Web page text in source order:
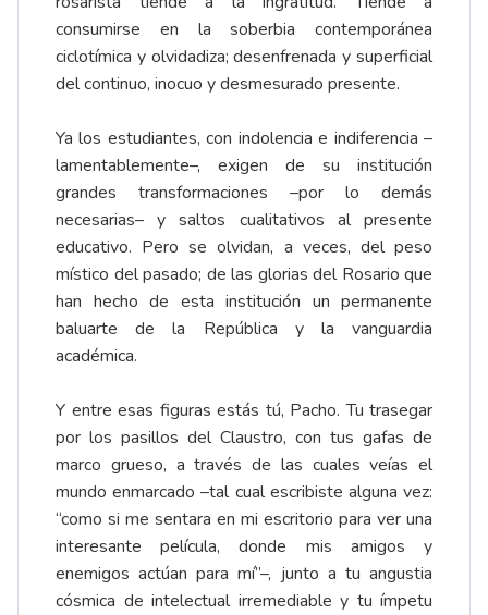
consumirse en la soberbia contemporánea
ciclotímica y olvidadiza; desenfrenada y superficial
del continuo, inocuo y desmesurado presente.
Ya los estudiantes, con indolencia e indiferencia –
lamentablemente–, exigen de su institución
grandes transformaciones –por lo demás
necesarias– y saltos cualitativos al presente
educativo. Pero se olvidan, a veces, del peso
místico del pasado; de las glorias del Rosario que
han hecho de esta institución un permanente
baluarte de la República y la vanguardia
académica.
Y entre esas figuras estás tú, Pacho. Tu trasegar
por los pasillos del Claustro, con tus gafas de
marco grueso, a través de las cuales veías el
mundo enmarcado –tal cual escribiste alguna vez:
“como si me sentara en mi escritorio para ver una
interesante película, donde mis amigos y
enemigos actúan para mí”–, junto a tu angustia
cósmica de intelectual irremediable y tu ímpetu